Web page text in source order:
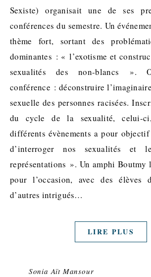
Sexiste) organisait une de ses
conférences du semestre. Un
thème fort, sortant des
dominantes : « l’exotisme et
sexualités des non-blancs ».
conférence : déconstruire
sexuelle des personnes racisées.
du cycle de la sexualité, celui-
différents évènements a pour
d’interroger nos sexualités et
représentations ». Un amphi Boutmy
pour l’occasion, avec des élèves
d’autres intrigués…
LIRE PLUS
Sonia Aït Mansour